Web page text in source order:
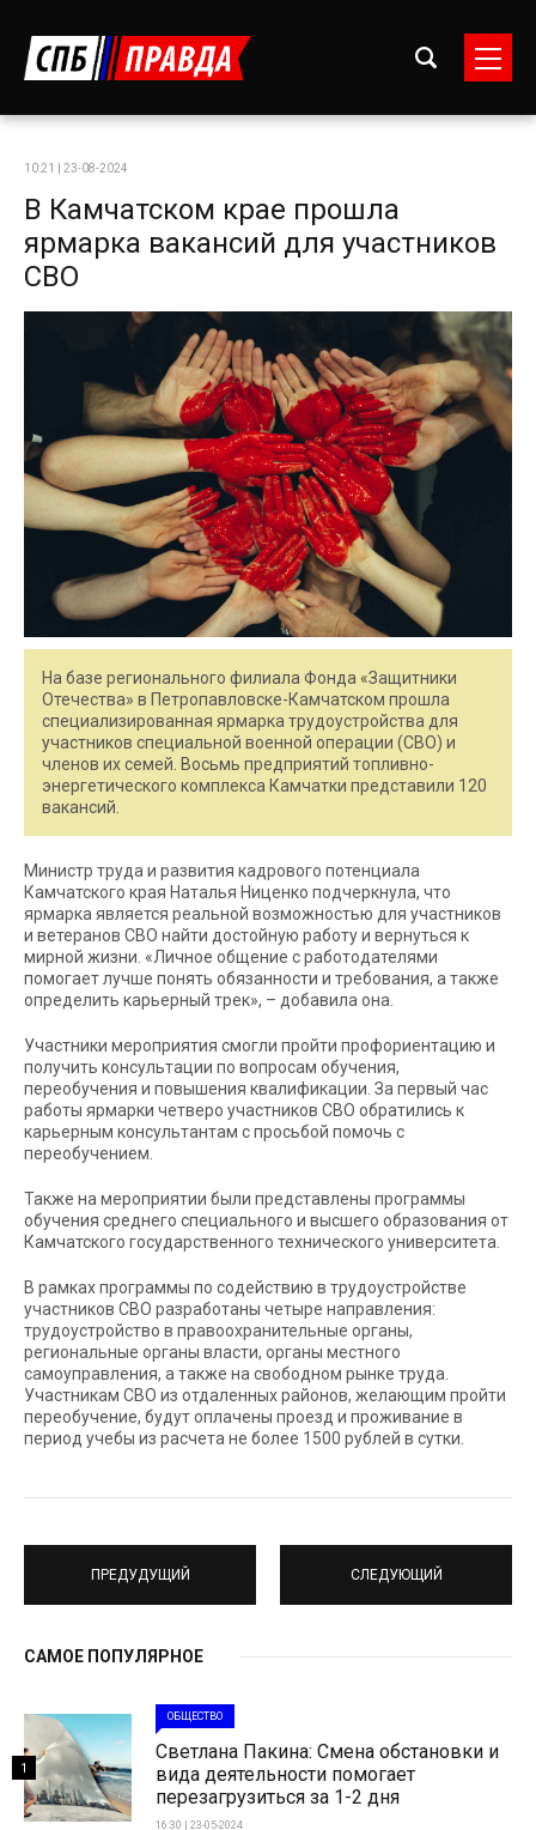
10:21 | 23-08-2024
В Камчатском крае прошла
ярмарка вакансий для участников
СВО
На базе регионального филиала Фонда «Защитники
Отечества» в Петропавловске-Камчатском прошла
специализированная ярмарка трудоустройства для
участников специальной военной операции (СВО) и
членов их семей. Восьмь предприятий топливно-
энергетического комплекса Камчатки представили 120
вакансий.
Министр труда и развития кадрового потенциала
Камчатского края Наталья Ниценко подчеркнула, что
ярмарка является реальной возможностью для участников
и ветеранов СВО найти достойную работу и вернуться к
мирной жизни. «Личное общение с работодателями
помогает лучше понять обязанности и требования, а также
определить карьерный трек», – добавила она.
Участники мероприятия смогли пройти профориентацию и
получить консультации по вопросам обучения,
переобучения и повышения квалификации. За первый час
работы ярмарки четверо участников СВО обратились к
карьерным консультантам с просьбой помочь с
переобучением.
Также на мероприятии были представлены программы
обучения среднего специального и высшего образования от
Камчатского государственного технического университета.
В рамках программы по содействию в трудоустройстве
участников СВО разработаны четыре направления:
трудоустройство в правоохранительные органы,
региональные органы власти, органы местного
самоуправления, а также на свободном рынке труда.
Участникам СВО из отдаленных районов, желающим пройти
переобучение, будут оплачены проезд и проживание в
период учебы из расчета не более 1500 рублей в сутки.
ПРЕДУДУЩИЙ СЛЕДУЮЩИЙ
САМОЕ ПОПУЛЯРНОЕ
ОБЩЕСТВО
Светлана Пакина: Смена обстановки и
вида деятельности помогает
перезагрузиться за 1-2 дня
16:30 | 23-05-2024
1